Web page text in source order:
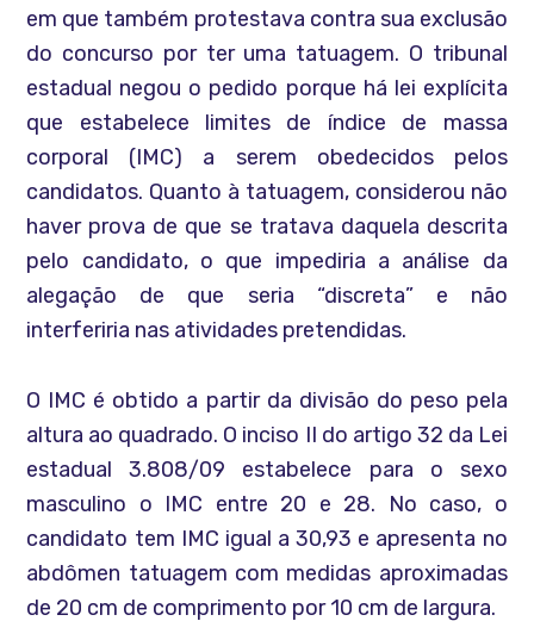
em que também protestava contra sua exclusão
do concurso por ter uma tatuagem. O tribunal
estadual negou o pedido porque há lei explícita
que estabelece limites de índice de massa
corporal (IMC) a serem obedecidos pelos
candidatos. Quanto à tatuagem, considerou não
haver prova de que se tratava daquela descrita
pelo candidato, o que impediria a análise da
alegação de que seria “discreta” e não
interferiria nas atividades pretendidas.
O IMC é obtido a partir da divisão do peso pela
altura ao quadrado. O inciso II do artigo 32 da Lei
estadual 3.808/09 estabelece para o sexo
masculino o IMC entre 20 e 28. No caso, o
candidato tem IMC igual a 30,93 e apresenta no
abdômen tatuagem com medidas aproximadas
de 20 cm de comprimento por 10 cm de largura.